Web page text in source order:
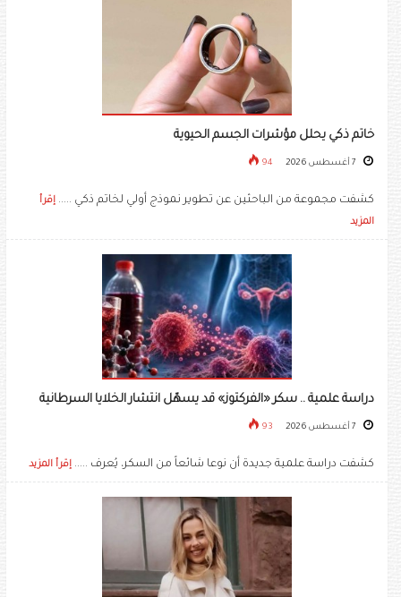
خاتم ذكي يحلل مؤشرات الجسم الحيوية
94
كشفت مجموعة من الباحثين عن تطوير نموذج أولي لخاتم ذكي ..... إقرأ
المزيد
دراسة علمية .. سكر «الفركتوز» قد يسهّل انتشار الخلايا السرطانية
93
كشفت دراسة علمية جديدة أن نوعا شائعاً من السكر، يُعرف ..... إقرأ المزيد